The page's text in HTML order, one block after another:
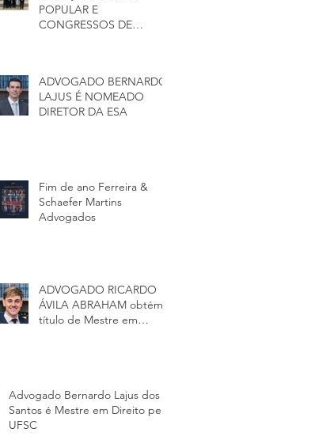
POPULAR E
CONGRESSOS DE
ADVOGADO BERNARDO
LAJUS É NOMEADO
DIRETOR DA ESA
Fim de ano Ferreira &
Schaefer Martins
Advogados
ADVOGADO RICARDO
ÁVILA ABRAHAM obtém
título de Mestre em
Advogado Bernardo Lajus dos
Santos é Mestre em Direito pela
UFSC